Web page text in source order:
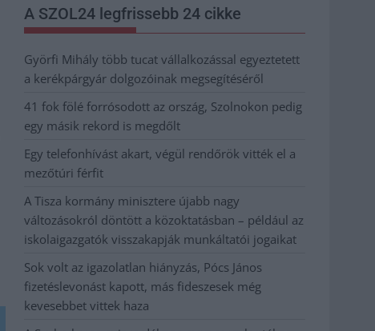
A SZOL24 legfrissebb 24 cikke
Györfi Mihály több tucat vállalkozással egyeztetett
a kerékpárgyár dolgozóinak megsegítéséről
41 fok fölé forrósodott az ország, Szolnokon pedig
egy másik rekord is megdőlt
Egy telefonhívást akart, végül rendőrök vitték el a
mezőtúri férfit
A Tisza kormány minisztere újabb nagy
változásokról döntött a közoktatásban – például az
iskolaigazgatók visszakapják munkáltatói jogaikat
Sok volt az igazolatlan hiányzás, Pócs János
fizetéslevonást kapott, más fideszesek még
kevesebbet vittek haza